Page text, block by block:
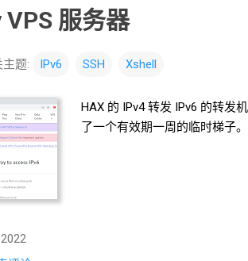
服务器
题: IPv6 SSH Xshell
HAX 的 IPv4 转发 IPv6 的转发
了一个有效期一周的临时梯子